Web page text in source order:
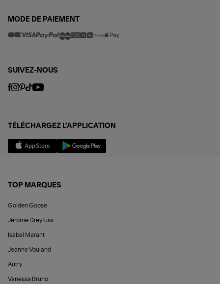
MODE DE PAIEMENT
SUIVEZ-NOUS
TÉLÉCHARGEZ L'APPLICATION
TOP MARQUES
Golden Goose
Jérôme Dreyfuss
Isabel Marant
Jeanne Vouland
Autry
Vanessa Bruno